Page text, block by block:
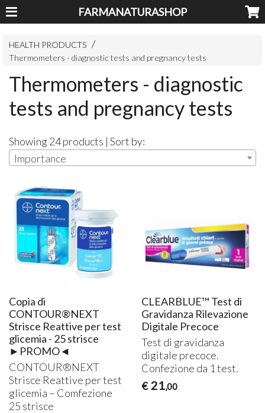
FARMANATURASHOP
HEALTH PRODUCTS
Thermometers - diagnostic tests and pregnancy tests
Thermometers - diagnostic
tests and pregnancy tests
Showing 24 products | Sort by:
Importance
Copia di
CONTOUR®NEXT
Strisce Reattive per test
glicemia - 25 strisce
►PROMO◄
CONTOUR®NEXT
Strisce Reattive per test
glicemia – Comfezione
25 strisce
CLEARBLUE™ Test di
Gravidanza Rilevazione
Digitale Precoce
Test di gravidanza
digitale precoce.
Confezione da 1 test.
€ 21,00